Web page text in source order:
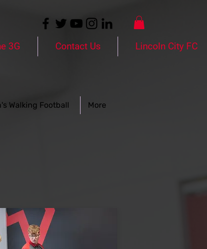
3G Contact Us Lincoln City FC
Walking Football More